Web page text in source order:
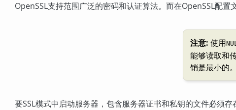
OpenSSL支持范围广泛的密码和认证算法。而在OpenSSL配置
注意: 使用
能够读取和
销是最小的
要SSL模式中启动服务器，包含服务器证书和私钥的文件必须